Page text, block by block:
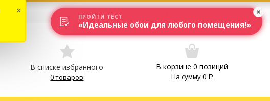
В списке избранного
0 товаров
В корзине 0 позиций
На сумму0
×
ПРОЙТИ ТЕСТ
«Идеальные обои для любого помещения!»